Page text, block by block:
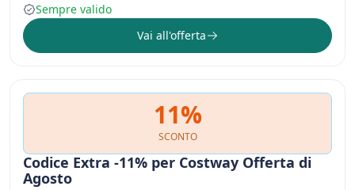
Sempre valido
Vai all'offerta
11%
SCONTO
Codice Extra -11% per Costway Offerta di
Agosto